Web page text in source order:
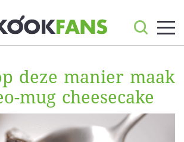
deze manier maak
mug cheesecake